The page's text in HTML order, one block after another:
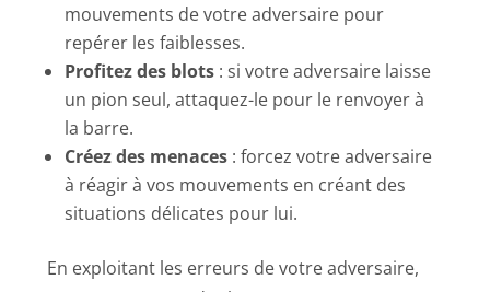
mouvements de votre adversaire pour
repérer les faiblesses.
Profitez des blots : si votre adversaire laisse
un pion seul, attaquez-le pour le renvoyer à
la barre.
Créez des menaces : forcez votre adversaire
à réagir à vos mouvements en créant des
situations délicates pour lui.
En exploitant les erreurs de votre adversaire,